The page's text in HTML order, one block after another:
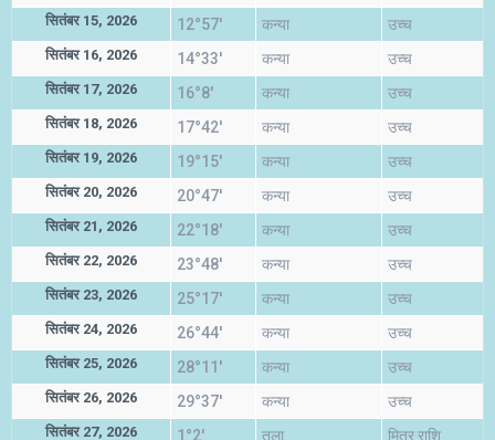
सितंबर 15, 2026 12°57' कन्या उच्च
सितंबर 16, 2026 14°33' कन्या उच्च
सितंबर 17, 2026 16°8' कन्या उच्च
सितंबर 18, 2026 17°42' कन्या उच्च
सितंबर 19, 2026 19°15' कन्या उच्च
सितंबर 20, 2026 20°47' कन्या उच्च
सितंबर 21, 2026 22°18' कन्या उच्च
सितंबर 22, 2026 23°48' कन्या उच्च
सितंबर 23, 2026 25°17' कन्या उच्च
सितंबर 24, 2026 26°44' कन्या उच्च
सितंबर 25, 2026 28°11' कन्या उच्च
सितंबर 26, 2026 29°37' कन्या उच्च
सितंबर 27, 2026 1°2' तुला मित्र राशि